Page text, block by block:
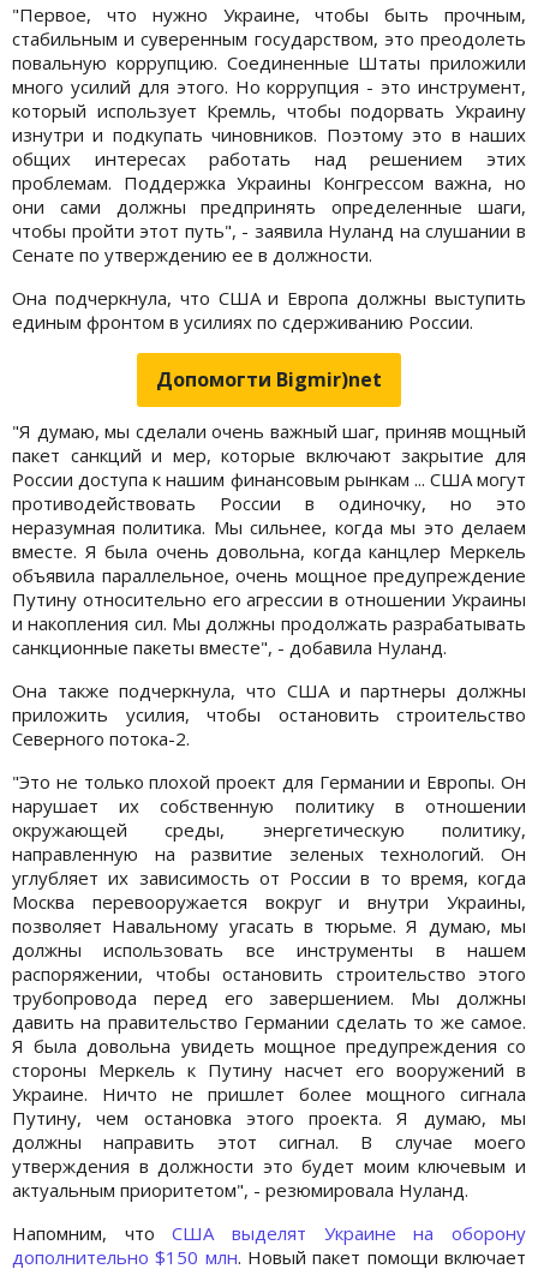
"Первое, что нужно Украине, чтобы быть прочным,
стабильным и суверенным государством, это преодолеть
повальную коррупцию. Соединенные Штаты приложили
много усилий для этого. Но коррупция - это инструмент,
который использует Кремль, чтобы подорвать Украину
изнутри и подкупать чиновников. Поэтому это в наших
общих интересах работать над решением этих
проблемам. Поддержка Украины Конгрессом важна, но
они сами должны предпринять определенные шаги,
чтобы пройти этот путь", - заявила Нуланд на слушании в
Сенате по утверждению ее в должности.
Она подчеркнула, что США и Европа должны выступить
единым фронтом в усилиях по сдерживанию России.
Допомогти Bigmir)net
"Я думаю, мы сделали очень важный шаг, приняв мощный
пакет санкций и мер, которые включают закрытие для
России доступа к нашим финансовым рынкам ... США могут
противодействовать России в одиночку, но это
неразумная политика. Мы сильнее, когда мы это делаем
вместе. Я была очень довольна, когда канцлер Меркель
объявила параллельное, очень мощное предупреждение
Путину относительно его агрессии в отношении Украины
и накопления сил. Мы должны продолжать разрабатывать
санкционные пакеты вместе", - добавила Нуланд.
Она также подчеркнула, что США и партнеры должны
приложить усилия, чтобы остановить строительство
Северного потока-2.
"Это не только плохой проект для Германии и Европы. Он
нарушает их собственную политику в отношении
окружающей среды, энергетическую политику,
направленную на развитие зеленых технологий. Он
углубляет их зависимость от России в то время, когда
Москва перевооружается вокруг и внутри Украины,
позволяет Навальному угасать в тюрьме. Я думаю, мы
должны использовать все инструменты в нашем
распоряжении, чтобы остановить строительство этого
трубопровода перед его завершением. Мы должны
давить на правительство Германии сделать то же самое.
Я была довольна увидеть мощное предупреждения со
стороны Меркель к Путину насчет его вооружений в
Украине. Ничто не пришлет более мощного сигнала
Путину, чем остановка этого проекта. Я думаю, мы
должны направить этот сигнал. В случае моего
утверждения в должности это будет моим ключевым и
актуальным приоритетом", - резюмировала Нуланд.
Напомним, чтоСША выделят Украине на оборону
дополнительно $150 млн. Новый пакет помощи включает